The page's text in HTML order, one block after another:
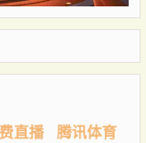
直播 腾讯体育